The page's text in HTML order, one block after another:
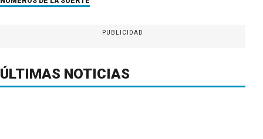
PUBLICIDAD
ÚLTIMAS NOTICIAS